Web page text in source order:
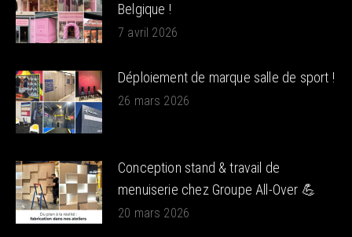
Belgique !
7 avril 2026
Déploiement de marque salle de sport !
26 mars 2026
Conception stand & travail de
menuiserie chez Groupe All-Over 💪
20 mars 2026